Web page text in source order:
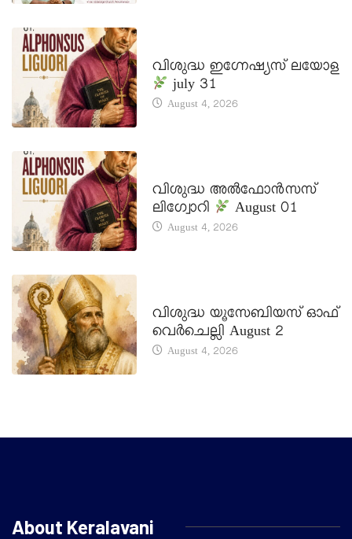
വിശുദ്ധ ഇഗ്നേഷ്യസ് ലയോള
july 31
August 4, 2026
വിശുദ്ധ അൽഫോൻസസ്
ലിഗ്വോറി
August 01
August 4, 2026
വിശുദ്ധ യൂസേബിയസ് ഓഫ്
വെർചെല്ലി August 2
August 4, 2026
About Keralavani